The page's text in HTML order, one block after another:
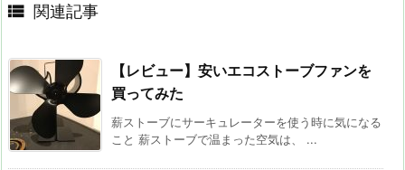
 関連記事
【レビュー】安いエコストーブファンを
買ってみた
薪ストーブにサーキュレーターを使う時に気になる
こと 薪ストーブで温まった空気は、 ...